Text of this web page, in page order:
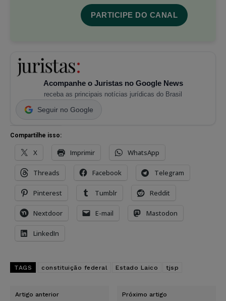
PARTICIPE DO CANAL
Acompanhe o Juristas no Google News
receba as principais notícias jurídicas do Brasil
Seguir no Google
Compartilhe isso:
X Imprimir WhatsApp
Threads Facebook Telegram
Pinterest Tumblr Reddit
Nextdoor E-mail Mastodon
LinkedIn
TAGS constituição federal Estado Laico tjsp
Artigo anterior Próximo artigo